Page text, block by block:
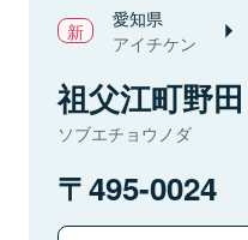
愛知県
アイチケン
祖父江町野田
ソブエチョウノダ
495-0024